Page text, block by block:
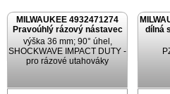
MILWAUKEE 4932471274
Pravoúhlý rázový nástavec
výška 36 mm; 90° úhel,
SHOCKWAVE IMPACT DUTY -
pro rázové utahováky
dílná